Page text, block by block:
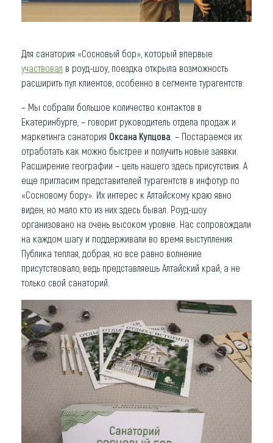
Для санатория «Сосновый бор», который впервые
участвовал в роуд-шоу, поездка открыла возможность
расширить пул клиентов, особенно в сегменте турагентств:
– Мы собрали большое количество контактов в
Екатеринбурге, – говорит руководитель отдела продаж и
маркетинга санатория Оксана Купцова . – Постараемся их
отработать как можно быстрее и получить новые заявки.
Расширение географии – цель нашего здесь присутствия. А
еще пригласим представителей турагентств в инфотур по
«Сосновому бору». Их интерес к Алтайскому краю явно
виден, но мало кто из них здесь бывал. Роуд-шоу
организовано на очень высоком уровне. Нас сопровождали
на каждом шагу и поддерживали во время выступления.
Публика теплая, добрая, но все равно волнение
присутствовало, ведь представляешь Алтайский край, а не
только свой санаторий.